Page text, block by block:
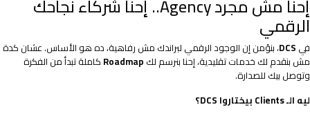
إحنا مش مجرد Agency.. إحنا شركاء نجاحك
الرقمي
في DCS، بنؤمن إن الوجود الرقمي لبراندك مش رفاهية، ده هو الأساس. عشان كدة
مش بنقدم لك خدمات تقليدية، إحنا بنرسم لك Roadmap كاملة تبدأ من الفكرة
وتوصل بيك للصدارة.
ليه الـ Clients بيختاروا DCS؟